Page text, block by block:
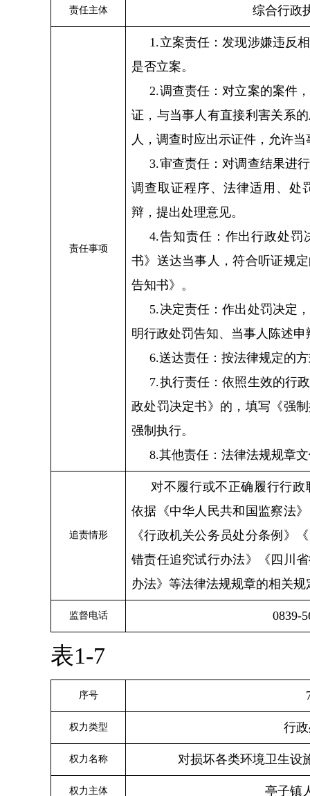
责任主体 综合行政
责任事项
1.立案责任：发现涉嫌违反
是否立案。
2.调查责任：对立案的案件
证，与当事人有直接利害关系
人，调查时应出示证件，允许
3.审查责任：对调查结果进
调查取证程序、法律适用、处
辩，提出处理意见。
4.告知责任：作出行政处罚
书》送达当事人，符合听证规
告知书》。
5.决定责任：作出处罚决定
明行政处罚告知、当事人陈述
6.送达责任：按法律规定的
7.执行责任：依照生效的行
政处罚决定书》的，填写《强
强制执行。
8.其他责任：法律法规规章
追责情形
对不履行或不正确履行行
依据《中华人民共和国监察法
《行政机关公务员处分条例》
错责任追究试行办法》《四川
办法》等法律法规规章的相关
监督电话 0839-5
表1-7
序号
权力类型 行
权力名称 对损坏各类环境卫生设
权力主体 亭子镇